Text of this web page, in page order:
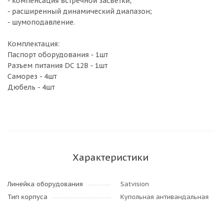
- расширенный динамический диапазон;
- шумоподавление.
Комплектация:
Паспорт оборудования - 1шт
Разъем питания DC 12В - 1шт
Саморез - 4шт
Дюбель - 4шт
Характеристики
Линейка оборудования
Satvision
Тип корпуса
Купольная антивандальная